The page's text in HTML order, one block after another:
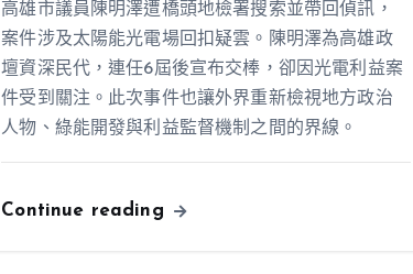
高雄市議員陳明澤遭橋頭地檢署搜索並帶回偵訊，
案件涉及太陽能光電場回扣疑雲。陳明澤為高雄政
壇資深民代，連任6屆後宣布交棒，卻因光電利益案
件受到關注。此次事件也讓外界重新檢視地方政治
人物、綠能開發與利益監督機制之間的界線。
Continue reading